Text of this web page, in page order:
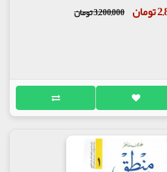
3,200,000 تومان